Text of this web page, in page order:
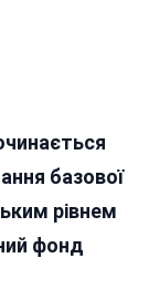
базової
рівнем
фонд